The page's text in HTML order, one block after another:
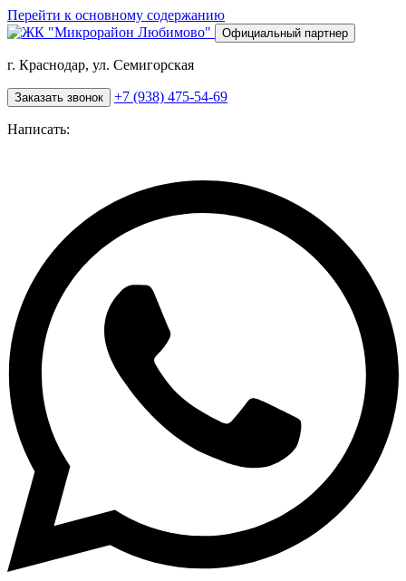
Перейти к основному содержанию
Официальный партнер
г. Краснодар, ул. Семигорская
Заказать звонок +7 (938) 475-54-69
Написать: